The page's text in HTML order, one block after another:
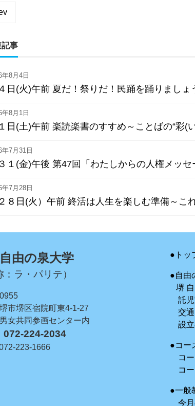
記事
年8月4日
日(火)午前 夏だ！祭りだ！民踊を踊りましょ
年8月1日
日(土)午前 楽読楽書のすすめ～ことばの“彩(
年7月31日
１(金)午後 第47回「わたしからの人権メ
年7月28日
８日(火）午前 終活は人生を楽しむ準備～
由の泉大学
：ラ・パリテ）
市堺区宿院町東4-1-27
女共同参画センター内
072-224-2034
223-1666
●トッ
●自由
堺
託
交
設
●コー
コ
コ
●一般
今